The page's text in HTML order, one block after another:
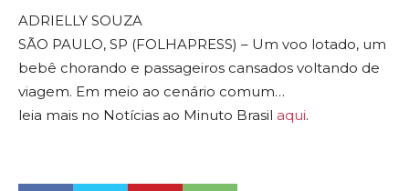
ADRIELLY SOUZA
SÃO PAULO, SP (FOLHAPRESS) – Um voo lotado, um
bebê chorando e passageiros cansados voltando de
viagem. Em meio ao cenário comum…
leia mais no Notícias ao Minuto Brasil aqui.